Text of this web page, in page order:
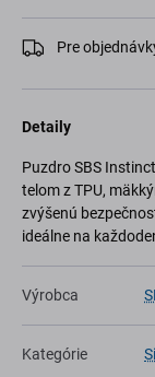
Pre
Detaily
Puzdro SBS
telom z TPU,
zvýšenú
ideálne na
Výrobca
Kategórie